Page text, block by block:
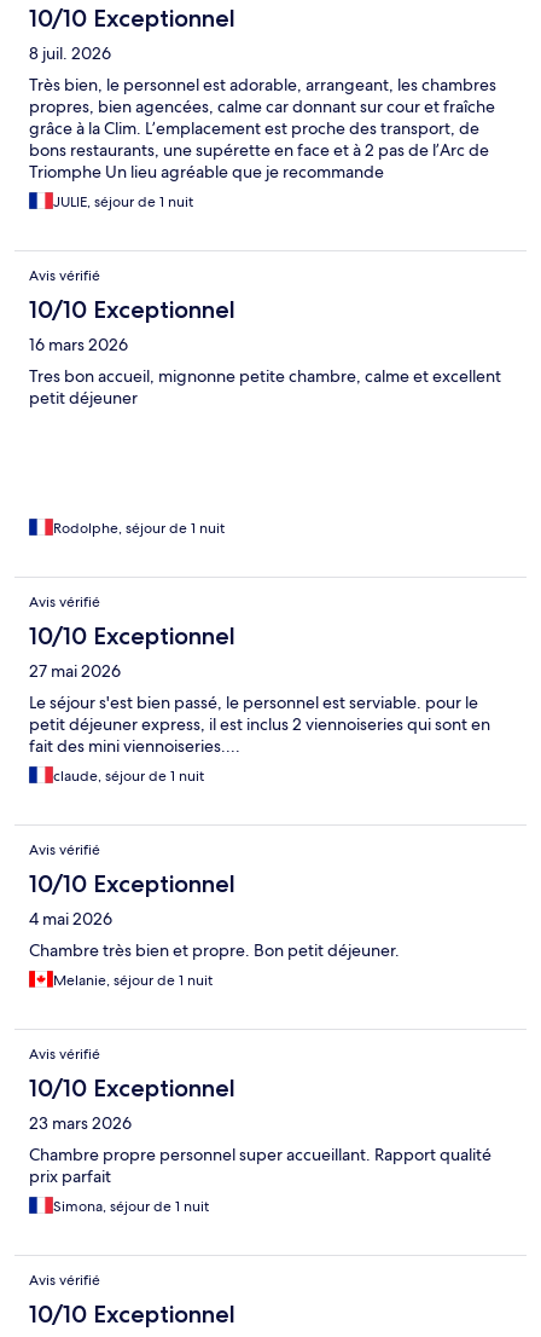
10/10 Exceptionnel
8 juil. 2026
Très bien, le personnel est adorable, arrangeant, les chambres
propres, bien agencées, calme car donnant sur cour et fraîche
grâce à la Clim. L’emplacement est proche des transport, de
bons restaurants, une supérette en face et à 2 pas de l’Arc de
Triomphe Un lieu agréable que je recommande
JULIE, séjour de 1 nuit
Avis vérifié
10/10 Exceptionnel
16 mars 2026
Tres bon accueil, mignonne petite chambre, calme et excellent
petit déjeuner
Rodolphe, séjour de 1 nuit
Avis vérifié
10/10 Exceptionnel
27 mai 2026
Le séjour s'est bien passé, le personnel est serviable. pour le
petit déjeuner express, il est inclus 2 viennoiseries qui sont en
fait des mini viennoiseries....
claude, séjour de 1 nuit
Avis vérifié
10/10 Exceptionnel
4 mai 2026
Chambre très bien et propre. Bon petit déjeuner.
Melanie, séjour de 1 nuit
Avis vérifié
10/10 Exceptionnel
23 mars 2026
Chambre propre personnel super accueillant. Rapport qualité
prix parfait
Simona, séjour de 1 nuit
Avis vérifié
10/10 Exceptionnel